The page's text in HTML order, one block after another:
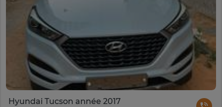
Hyundai Tucson année 2017